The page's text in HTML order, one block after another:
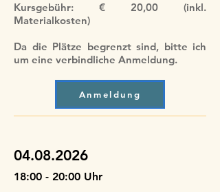
Kursgebühr: € 20,00 (inkl.
Materialkosten)
Da die Plätze begrenzt sind, bitte ich
um eine verbindliche Anmeldung.
Anmeldung
04.08.2026
18:00 - 20:00 Uhr